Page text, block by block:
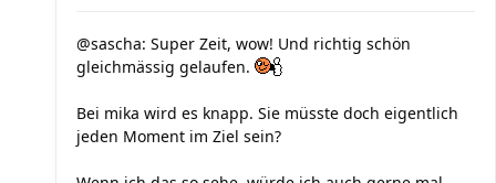
@sascha: Super Zeit, wow! Und richtig schön
gleichmässig gelaufen.
Bei mika wird es knapp. Sie müsste doch eigentlich
jeden Moment im Ziel sein?